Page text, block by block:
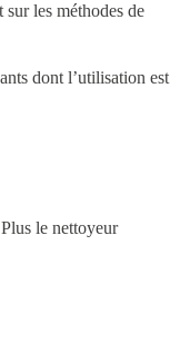
les méthodes de
dont l’utilisation est
le nettoyeur